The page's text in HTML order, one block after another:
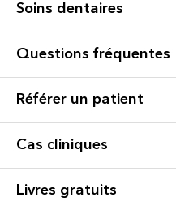
Soins dentaires
Questions fréquentes
Référer un patient
Cas cliniques
Livres gratuits